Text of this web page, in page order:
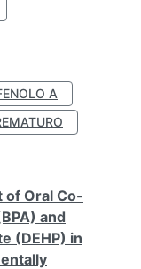
A
of Oral Co-
and
(DEHP) in